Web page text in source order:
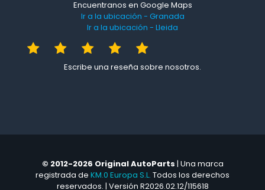
Encuentranos en Google Maps
Ir a la ubicación - Granada
Ir a la ubicación - Lleida
Escribe una reseña sobre nosotros.
© 2012-2026 Original AutoParts | Una marca
registrada de KM.0 Europa S.L. Todos los derechos
reservados. | Versión R2026.02.12/115618